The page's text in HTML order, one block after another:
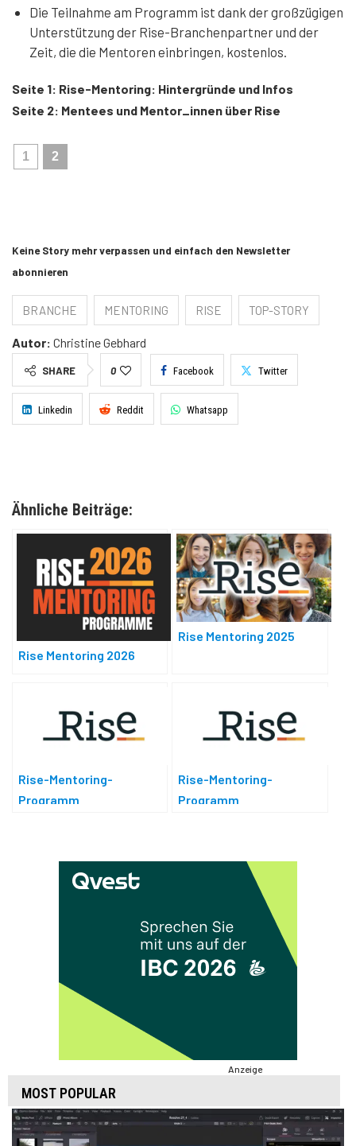
Die Teilnahme am Programm ist dank der großzügigen
Unterstützung der Rise-Branchenpartner und der
Zeit, die die Mentoren einbringen, kostenlos.
Seite 1: Rise-Mentoring: Hintergründe und Infos
Seite 2: Mentees und Mentor_innen über Rise
1 2
Keine Story mehr verpassen und einfach den Newsletter
abonnieren
BRANCHE MENTORING RISE TOP-STORY
Autor: Christine Gebhard
SHARE 0 Facebook Twitter
Linkedin Reddit Whatsapp
Ähnliche Beiträge:
Rise Mentoring 2026
Rise Mentoring 2025
Rise-Mentoring-
Programm
Rise-Mentoring-
Programm
Anzeige
MOST POPULAR